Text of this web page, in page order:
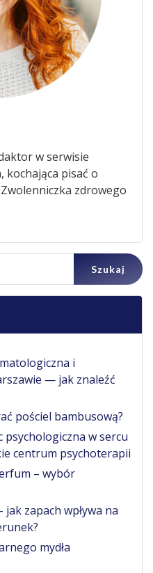
w serwisie
kochająca pisać o
zdrowego
i
— jak znaleźć
pościel bambusową?
w sercu
centrum psychoterapii
– wybór
zapach wpływa na
mydła